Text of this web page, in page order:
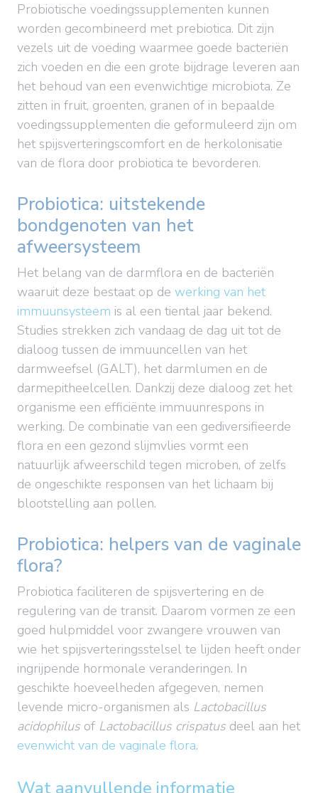
Probiotische voedingssupplementen kunnen
worden gecombineerd met prebiotica. Dit zijn
vezels uit de voeding waarmee goede bacteriën
zich voeden en die een grote bijdrage leveren aan
het behoud van een evenwichtige microbiota. Ze
zitten in fruit, groenten, granen of in bepaalde
voedingssupplementen die geformuleerd zijn om
het spijsverteringscomfort en de herkolonisatie
van de flora door probiotica te bevorderen.
Probiotica: uitstekende
bondgenoten van het
afweersysteem
Het belang van de darmflora en de bacteriën
waaruit deze bestaat op de werking van het
immuunsysteem is al een tiental jaar bekend.
Studies strekken zich vandaag de dag uit tot de
dialoog tussen de immuuncellen van het
darmweefsel (GALT), het darmlumen en de
darmepitheelcellen. Dankzij deze dialoog zet het
organisme een efficiënte immuunrespons in
werking. De combinatie van een gediversifieerde
flora en een gezond slijmvlies vormt een
natuurlijk afweerschild tegen microben, of zelfs
de ongeschikte responsen van het lichaam bij
blootstelling aan pollen.
Probiotica: helpers van de vaginale
flora?
Probiotica faciliteren de spijsvertering en de
regulering van de transit. Daarom vormen ze een
goed hulpmiddel voor zwangere vrouwen van
wie het spijsverteringsstelsel te lijden heeft onder
ingrijpende hormonale veranderingen. In
geschikte hoeveelheden afgegeven, nemen
levende micro-organismen als Lactobacillus
acidophilus of Lactobacillus crispatus deel aan het
evenwicht van de vaginale flora.
Wat aanvullende informatie